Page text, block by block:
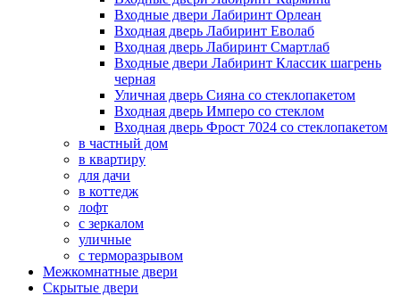
Входные двери Лабиринт Орлеан
Входная дверь Лабиринт Еволаб
Входная дверь Лабиринт Смартлаб
Входные двери Лабиринт Классик шагрень
черная
Уличная дверь Сияна со стеклопакетом
Входная дверь Имперо со стеклом
Входная дверь Фрост 7024 со стеклопакетом
в частный дом
в квартиру
для дачи
в коттедж
лофт
с зеркалом
уличные
с терморазрывом
Межкомнатные двери
Скрытые двери